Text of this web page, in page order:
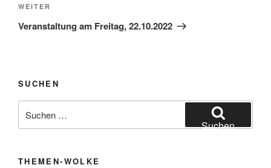
Nächster
Beitrag
WEITER
Veranstaltung am Freitag, 22.10.2022
SUCHEN
nach:
Suchen
THEMEN-WOLKE